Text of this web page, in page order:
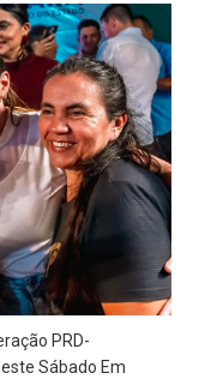
PRD-
Sábado Em